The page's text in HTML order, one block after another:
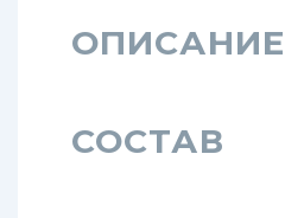
ОПИСАНИЕ
СОСТАВ